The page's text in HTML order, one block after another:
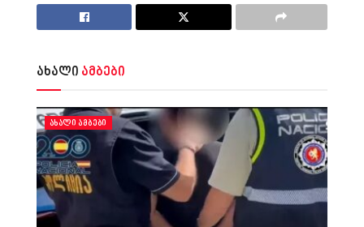
ახალი ამბები
ᲐᲮᲐᲚᲘ ᲐᲛᲑᲔᲑᲘ